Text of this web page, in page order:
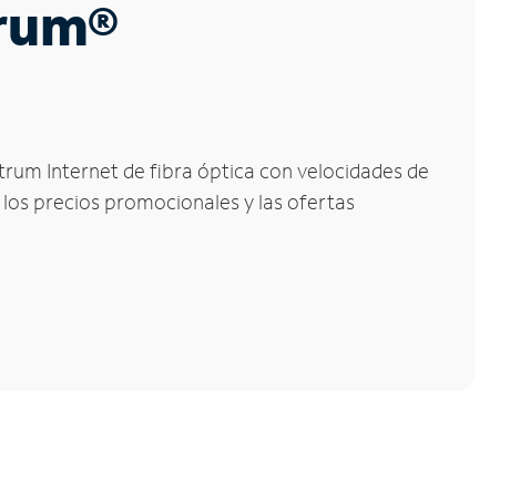
Internet de fibra óptica con velocidades de
precios promocionales y las ofertas